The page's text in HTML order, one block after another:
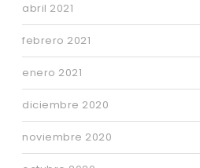
abril 2021
febrero 2021
enero 2021
diciembre 2020
noviembre 2020